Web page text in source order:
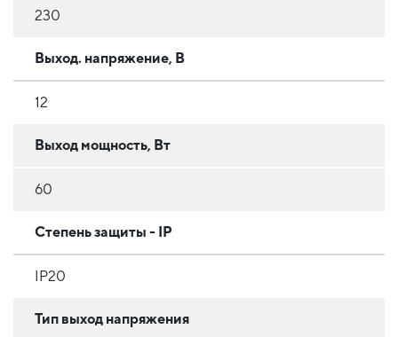
230
Выход. напряжение, В
12
Выход мощность, Вт
60
Степень защиты - IP
IP20
Тип выход напряжения